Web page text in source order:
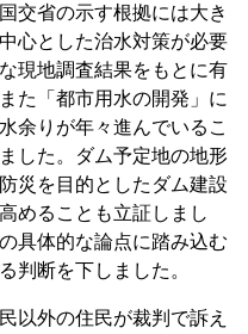
交省の示す根拠には大き
心とした治水対策が必要
現地調査結果をもとに有
た「都市用水の開発」に
余りが年々進んでいるこ
した。ダム予定地の地形
災を目的としたダム建設
めることも立証しまし
具体的な論点に踏み込む
判断を下しました。
以外の住民が裁判で訴え